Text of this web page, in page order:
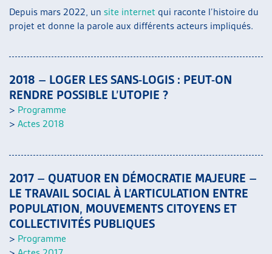
Depuis mars 2022, un site internet qui raconte l’histoire du
projet et donne la parole aux différents acteurs impliqués.
2018 – LOGER LES SANS-LOGIS : PEUT-ON
RENDRE POSSIBLE L’UTOPIE ?
> Programme
> Actes 2018
2017 – QUATUOR EN DÉMOCRATIE MAJEURE –
LE TRAVAIL SOCIAL À L’ARTICULATION ENTRE
POPULATION, MOUVEMENTS CITOYENS ET
COLLECTIVITÉS PUBLIQUES
> Programme